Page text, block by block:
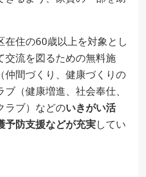
在住の60歳以上を対象とし
交流を図るための無料施
仲間づくり、健康づくりの
（健康増進、社会奉仕、
ラブ）などのいきがい活
予防支援などが充実してい